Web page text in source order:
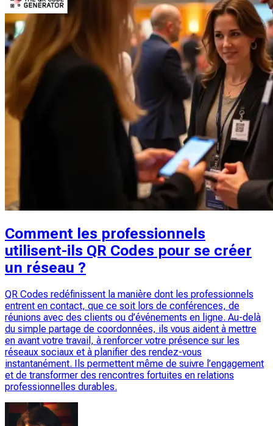
Comment les professionnels
utilisent-ils QR Codes pour se créer
un réseau ?
QR Codes redéfinissent la manière dont les professionnels
entrent en contact, que ce soit lors de conférences, de
réunions avec des clients ou d’événements en ligne. Au-delà
du simple partage de coordonnées, ils vous aident à mettre
en avant votre travail, à renforcer votre présence sur les
réseaux sociaux et à planifier des rendez-vous
instantanément. Ils permettent même de suivre l’engagement
et de transformer des rencontres fortuites en relations
professionnelles durables.